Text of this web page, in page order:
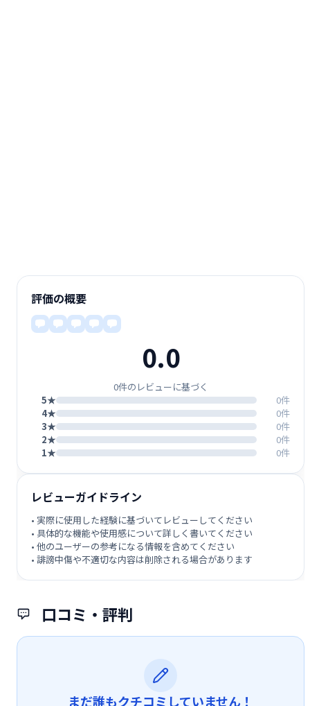
口コミ・評判
まだ誰もクチコミしていません！
評価の概要
0.0
0件のレビューに基づく
5★
0件
4★
0件
3★
0件
2★
0件
1★
0件
レビューガイドライン
• 実際に使用した経験に基づいてレビューしてください
• 具体的な機能や使用感について詳しく書いてください
• 他のユーザーの参考になる情報を含めてください
• 誹謗中傷や不適切な内容は削除される場合があります